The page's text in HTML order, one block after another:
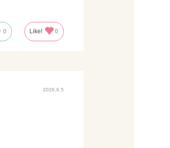
0 Like! 0
2026.6.5